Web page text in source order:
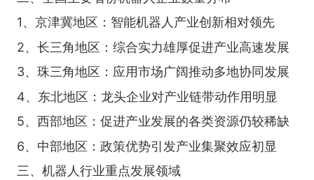
1、京津冀地区：智能机器人产业创新相对领先
2、长三角地区：综合实力雄厚促进产业高速发展
3、珠三角地区：应用市场广阔推动多地协同发展
4、东北地区：龙头企业对产业链带动作用明显
5、西部地区：促进产业发展的各类资源仍较稀缺
6、中部地区：政策优势引发产业集聚效应初显
三、机器人行业重点发展领域